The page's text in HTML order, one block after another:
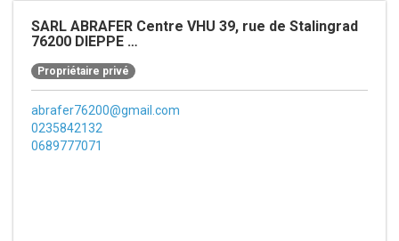
SARL ABRAFER Centre VHU 39, rue de Stalingrad
76200 DIEPPE
Propriétaire privé
abrafer76200@gmail.com
0235842132
0689777071